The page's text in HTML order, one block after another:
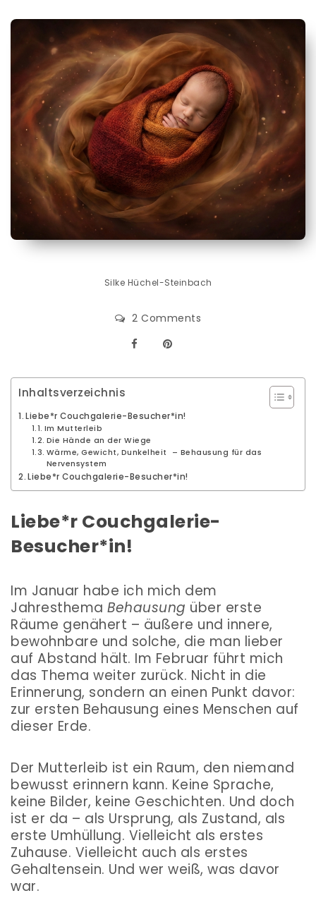
Silke Hüchel-Steinbach
2 Comments
Inhaltsverzeichnis
Liebe*r Couchgalerie-Besucher*in!
Im Mutterleib
Die Hände an der Wiege
Wärme, Gewicht, Dunkelheit – Behausung für das
Nervensystem
Liebe*r Couchgalerie-Besucher*in!
Liebe*r Couchgalerie-
Besucher*in!
Im Januar habe ich mich dem
Jahresthema Behausung über erste
Räume genähert – äußere und innere,
bewohnbare und solche, die man lieber
auf Abstand hält. Im Februar führt mich
das Thema weiter zurück. Nicht in die
Erinnerung, sondern an einen Punkt davor:
zur ersten Behausung eines Menschen auf
dieser Erde.
Der Mutterleib ist ein Raum, den niemand
bewusst erinnern kann. Keine Sprache,
keine Bilder, keine Geschichten. Und doch
ist er da – als Ursprung, als Zustand, als
erste Umhüllung. Vielleicht als erstes
Zuhause. Vielleicht auch als erstes
Gehaltensein. Und wer weiß, was davor
war.